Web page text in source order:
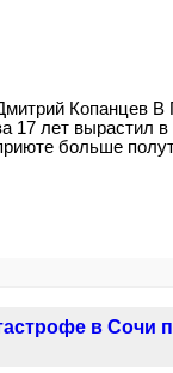
Копанцев В
17 лет вырастил
больше
в Сочи